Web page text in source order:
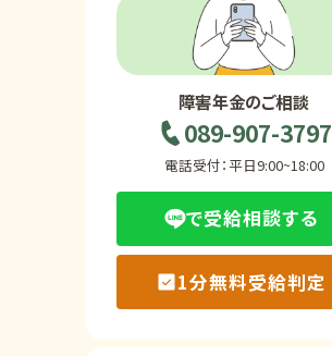
障害年金の基礎知識
障害年金の金額
Q&A・相談事例
障害年金のご相談
089-907-3797
電話受付：平日9:00~18:00
で受給相談する
1分無料受給判定